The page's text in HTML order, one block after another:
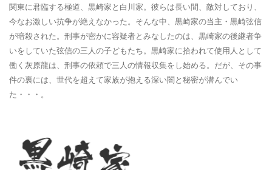
関東に君臨する極道、黒崎家と白川家。彼らは長い間、敵対しており、
今なお激しい抗争が絶えなかった。そんな中、黒崎家の当主・黒崎弦信
が暗殺された。刑事が密かに容疑者とみなしたのは、黒崎家の後継者争
いをしていた弦信の三人の子どもたち。黒崎家に拾われて使用人として
働く灰原龍は、刑事の依頼で三人の情報収集をし始める。だが、その事
件の裏には、世代を超えて家族が抱える深い闇と秘密が潜んでい
た・・・。